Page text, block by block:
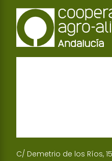
C/ Demetrio de los Ríos,